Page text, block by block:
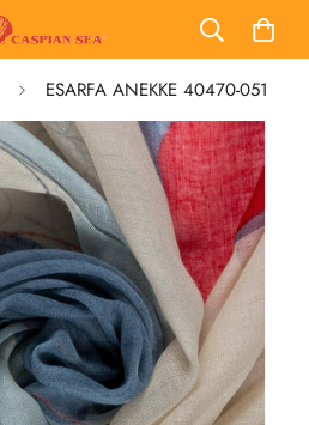
ESARFA ANEKKE 40470-051